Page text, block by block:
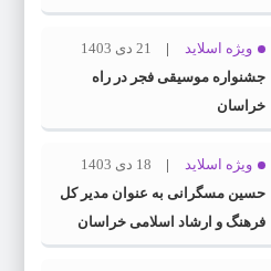
ویژه اسلاید
21 دی 1403
جشنواره موسیقی فجر در راه
خراسان
ویژه اسلاید
18 دی 1403
حسین مسگرانی به عنوان مدیر کل
فرهنگ و ارشاد اسلامی خراسان
رضوی معرفی شد